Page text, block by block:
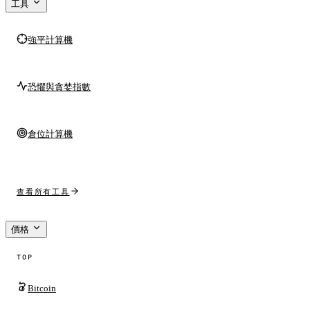
工具
強平計算機
恐懼與貪婪指數
倉位計算機
查看所有工具
價格
TOP
Bitcoin